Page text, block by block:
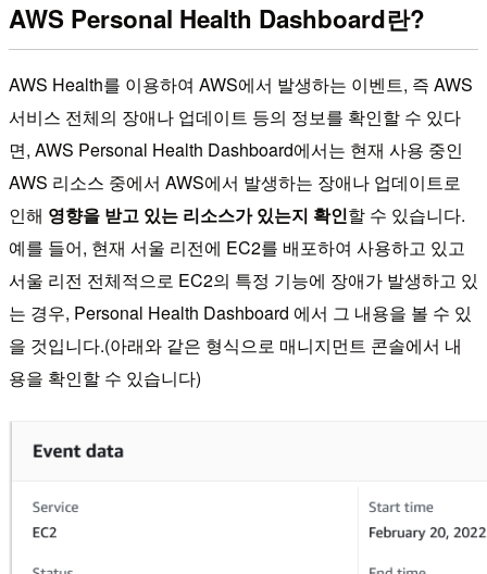
AWS Personal Health Dashboard란?
AWS Health를 이용하여 AWS에서 발생하는 이벤트, 즉 AWS
서비스 전체의 장애나 업데이트 등의 정보를 확인할 수 있다
면, AWS Personal Health Dashboard에서는 현재 사용 중인
AWS 리소스 중에서 AWS에서 발생하는 장애나 업데이트로
인해 영향을 받고 있는 리소스가 있는지 확인할 수 있습니다.
예를 들어, 현재 서울 리전에 EC2를 배포하여 사용하고 있고
서울 리전 전체적으로 EC2의 특정 기능에 장애가 발생하고 있
는 경우, Personal Health Dashboard 에서 그 내용을 볼 수 있
을 것입니다.(아래와 같은 형식으로 매니지먼트 콘솔에서 내
용을 확인할 수 있습니다)